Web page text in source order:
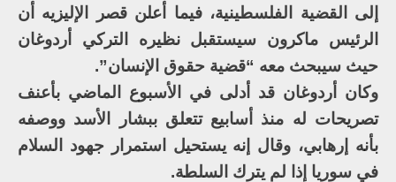
إلى القضية الفلسطينية، فيما أعلن قصر الإليزيه أن
الرئيس ماكرون سيستقبل نظيره التركي أردوغان
حيث سيبحث معه “قضية حقوق الإنسان”.
وكان أردوغان قد أدلى في الأسبوع الماضي بأعنف
تصريحات له منذ أسابيع تتعلق ببشار الأسد ووصفه
بأنه إرهابي، وقال إنه يستحيل استمرار جهود السلام
في سوريا إذا لم يترك السلطة.